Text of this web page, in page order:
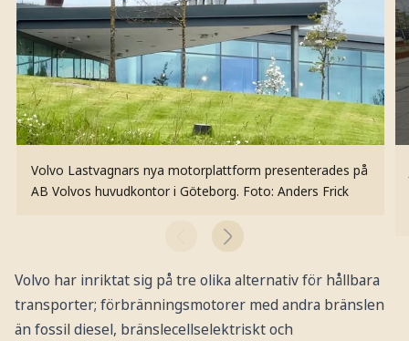
Volvo Lastvagnars nya motorplattform presenterades på
AB Volvos huvudkontor i Göteborg. Foto: Anders Frick
Volvo har inriktat sig på tre olika alternativ för hållbara
transporter; förbränningsmotorer med andra bränslen
än fossil diesel, bränslecellselektriskt och